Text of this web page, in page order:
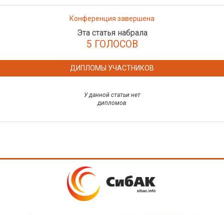
Конференция завершена
Эта статья набрала
5 ГОЛОСОВ
ДИПЛОМЫ УЧАСТНИКОВ
У данной статьи нет
дипломов